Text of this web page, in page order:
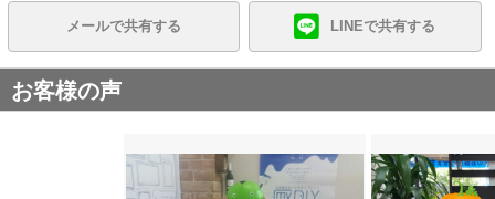
メールで共有する LINEで共有する
お客様の声